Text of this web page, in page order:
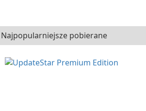
Najpopularniejsze pobierane